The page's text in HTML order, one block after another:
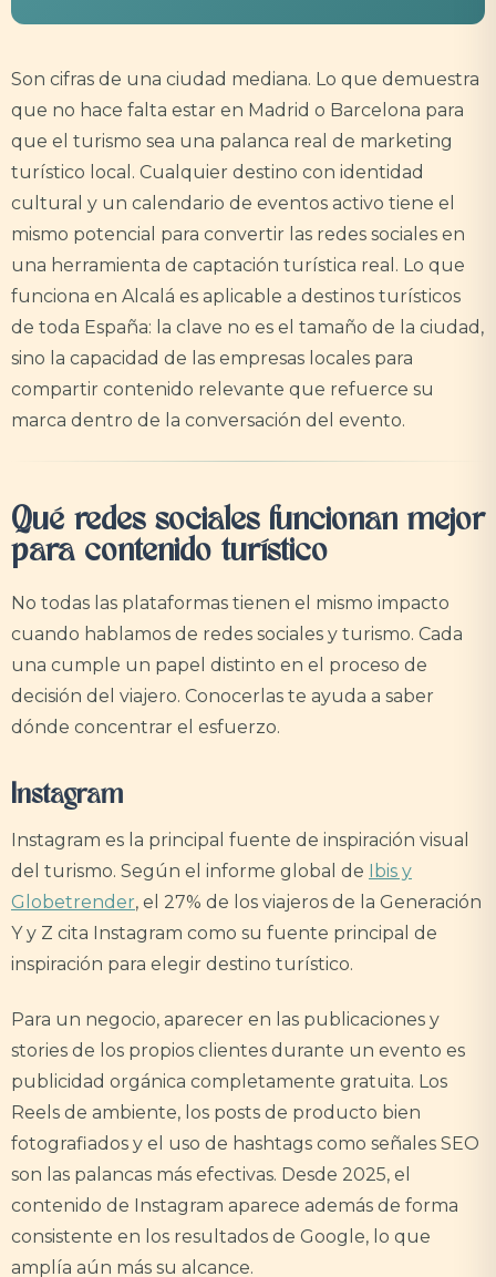
Son cifras de una ciudad mediana. Lo que demuestra
que no hace falta estar en Madrid o Barcelona para
que el turismo sea una palanca real de marketing
turístico local. Cualquier destino con identidad
cultural y un calendario de eventos activo tiene el
mismo potencial para convertir las redes sociales en
una herramienta de captación turística real. Lo que
funciona en Alcalá es aplicable a destinos turísticos
de toda España: la clave no es el tamaño de la ciudad,
sino la capacidad de las empresas locales para
compartir contenido relevante que refuerce su
marca dentro de la conversación del evento.
Qué redes sociales funcionan mejor
para contenido turístico
No todas las plataformas tienen el mismo impacto
cuando hablamos de redes sociales y turismo. Cada
una cumple un papel distinto en el proceso de
decisión del viajero. Conocerlas te ayuda a saber
dónde concentrar el esfuerzo.
Instagram
Instagram es la principal fuente de inspiración visual
del turismo. Según el informe global de Ibis y
Globetrender, el 27% de los viajeros de la Generación
Y y Z cita Instagram como su fuente principal de
inspiración para elegir destino turístico.
Para un negocio, aparecer en las publicaciones y
stories de los propios clientes durante un evento es
publicidad orgánica completamente gratuita. Los
Reels de ambiente, los posts de producto bien
fotografiados y el uso de hashtags como señales SEO
son las palancas más efectivas. Desde 2025, el
contenido de Instagram aparece además de forma
consistente en los resultados de Google, lo que
amplía aún más su alcance.